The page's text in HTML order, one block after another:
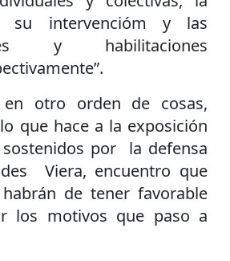
su intervencióm y las
y habilitaciones
en otro orden de cosas,
que hace a la exposición
por la defensa
Viera, encuentro que
de tener favorable
los motivos que paso a